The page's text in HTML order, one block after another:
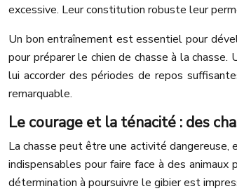
excessive. Leur constitution robuste leur
Un bon entraînement est essentiel pour
pour préparer le chien de chasse à la
lui accorder des périodes de repos
remarquable.
Le courage et la ténacité : des
La chasse peut être une activité dangereuse,
indispensables pour faire face à des
détermination à poursuivre le gibier est